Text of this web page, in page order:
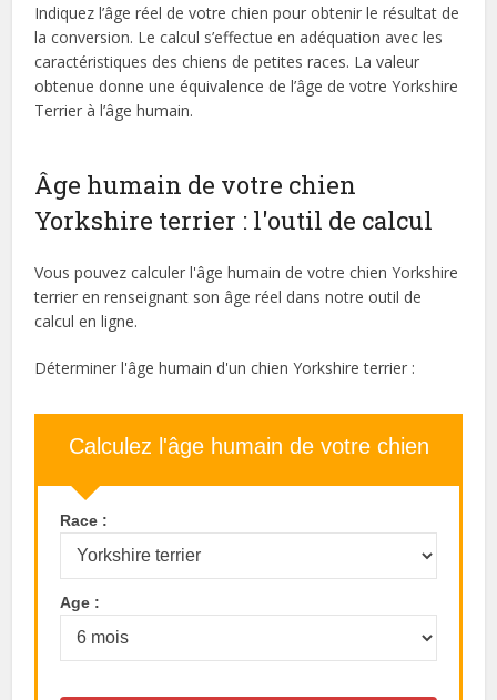
Indiquez l’âge réel de votre chien pour obtenir le résultat de
la conversion. Le calcul s’effectue en adéquation avec les
caractéristiques des chiens de petites races. La valeur
obtenue donne une équivalence de l’âge de votre Yorkshire
Terrier à l’âge humain.
Âge humain de votre chien
Yorkshire terrier : l'outil de calcul
Vous pouvez calculer l'âge humain de votre chien Yorkshire
terrier en renseignant son âge réel dans notre outil de
calcul en ligne.
Déterminer l'âge humain d'un chien Yorkshire terrier :
Calculez l'âge humain de votre chien
Race :
Age :